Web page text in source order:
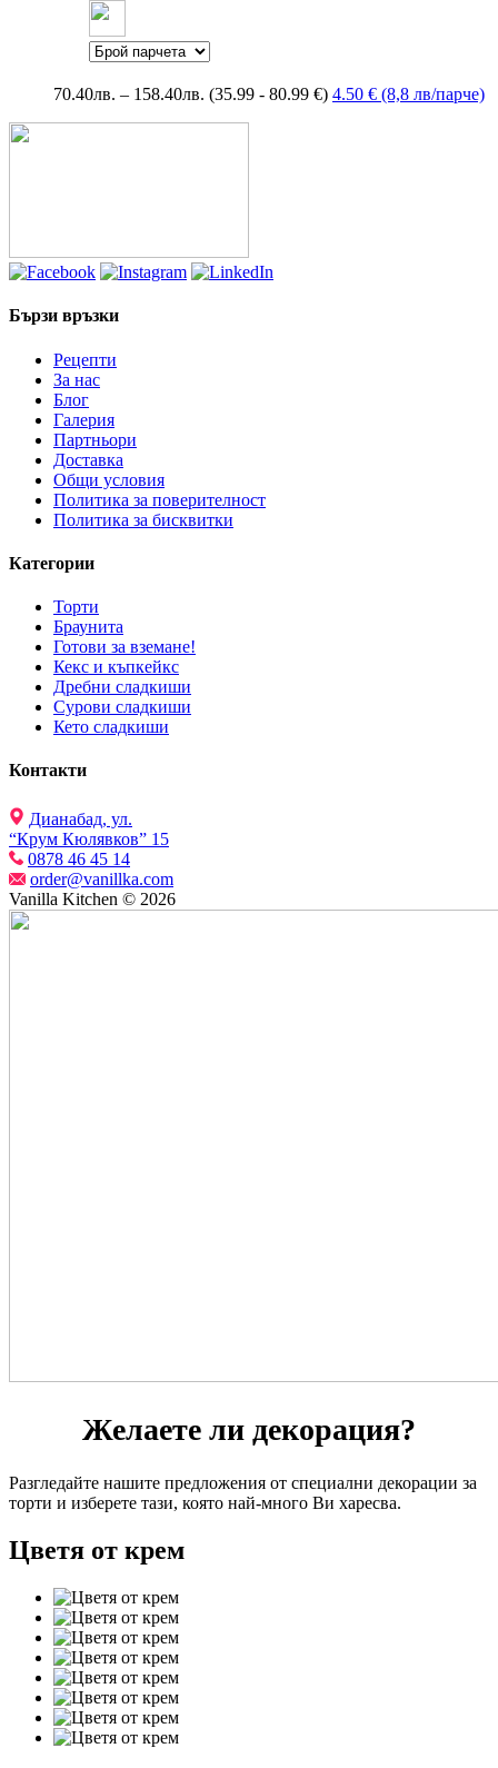
70.40лв. – 158.40лв. Price
(35.99 - 80.99 €) 4.50 € (8,8 лв/парче)
Бързи връзки
Рецепти
За нас
Блог
Галерия
Партньори
Доставка
Общи условия
Политика за поверителност
Политика за бисквитки
Категории
Торти
Браунита
Готови за вземане!
Кекс и къпкейкс
Дребни сладкиши
Сурови сладкиши
Кето сладкиши
Контакти
Дианабад, ул.
“Крум Кюлявков” 15
0878 46 45 14
order@vanillka.com
Vanilla Kitchen © 2026
Желаете ли декорация?
Разгледайте нашите предложения от специални декорации за
торти и изберете тази, която най-много Ви харесва.
Цветя от крем